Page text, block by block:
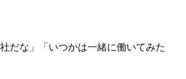
だな」「いつかは一緒に働いてみた